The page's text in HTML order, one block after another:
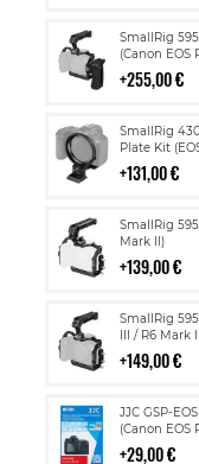
SmallRig
(Canon EOS
255,00 €
Lisää
SmallRig
Plate Kit
131,00 €
Lisää
SmallRig
Mark II)
139,00 €
Lisää
ostoskoriin
SmallRig
III / R6 Mark
149,00 €
Lisää
JJC GSP-
(Canon EOS
29,00 €
Lisää